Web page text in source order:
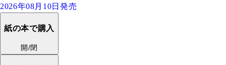
2026年08月10日発売
紙の本で購入
開/閉